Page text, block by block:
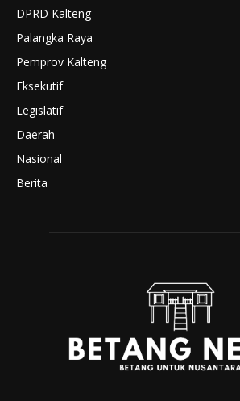
DPRD Kalteng
Palangka Raya
Pemprov Kalteng
Eksekutif
Legislatif
Daerah
Nasional
Berita